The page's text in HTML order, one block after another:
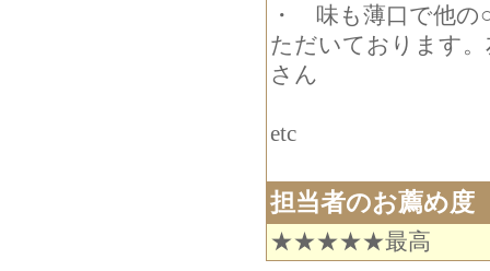
・ 味も薄口で他の
ただいております
さん
etc
担当者のお薦め度
★★★★★最高